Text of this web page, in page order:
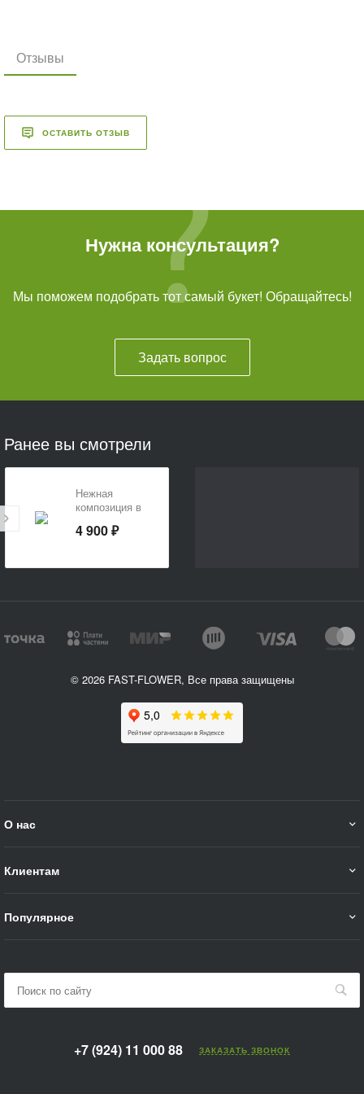
Отзывы
ОСТАВИТЬ ОТЗЫВ
Нужна консультация?
Мы поможем подобрать тот самый букет! Обращайтесь!
Задать вопрос
Ранее вы смотрели
Нежная
композиция в
коробке «На
4 900 ₽
© 2026 FAST-FLOWER, Все права защищены
О нас
Клиентам
Популярное
+7 (924) 11 000 88 ЗАКАЗАТЬ ЗВОНОК